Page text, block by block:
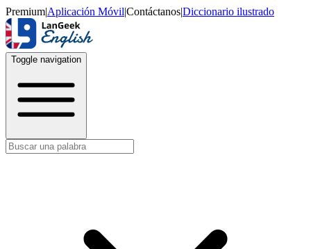
Premium|Aplicación Móvil|Contáctanos|Diccionario ilustrado
Toggle navigation